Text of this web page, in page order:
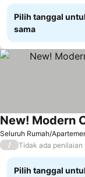
Pilih tanggal
sama
Seluruh Rumah/
Lihat harga
/ Tidak ada penilaian
Pilih tanggal